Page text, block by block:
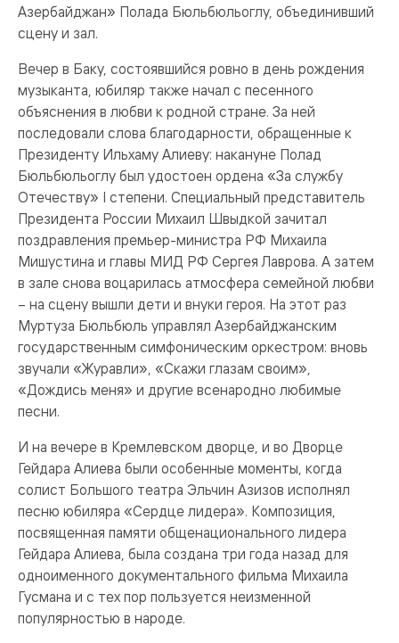
Азербайджан» Полада Бюльбюльоглу, объединивший
сцену и зал.
Вечер в Баку, состоявшийся ровно в день рождения
музыканта, юбиляр также начал с песенного
объяснения в любви к родной стране. За ней
последовали слова благодарности, обращенные к
Президенту Ильхаму Алиеву: накануне Полад
Бюльбюльоглу был удостоен ордена «За службу
Отечеству» I степени. Специальный представитель
Президента России Михаил Швыдкой зачитал
поздравления премьер-министра РФ Михаила
Мишустина и главы МИД РФ Сергея Лаврова. А затем
в зале снова воцарилась атмосфера семейной любви
– на сцену вышли дети и внуки героя. На этот раз
Муртуза Бюльбюль управлял Азербайджанским
государственным симфоническим оркестром: вновь
звучали «Журавли», «Скажи глазам своим»,
«Дождись меня» и другие всенародно любимые
песни.
И на вечере в Кремлевском дворце, и во Дворце
Гейдара Алиева были особенные моменты, когда
солист Большого театра Эльчин Азизов исполнял
песню юбиляра «Сердце лидера». Композиция,
посвященная памяти общенационального лидера
Гейдара Алиева, была создана три года назад для
одноименного документального фильма Михаила
Гусмана и с тех пор пользуется неизменной
популярностью в народе.